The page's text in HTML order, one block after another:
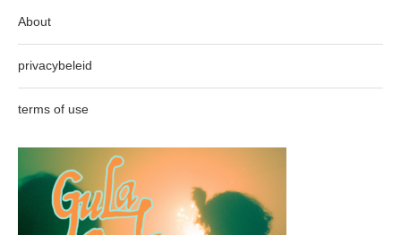
About
privacybeleid
terms of use